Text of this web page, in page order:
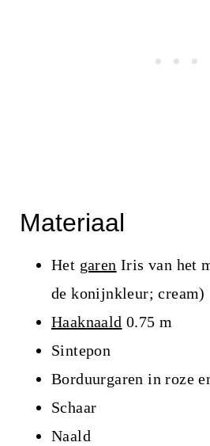
Materiaal
Het garen Iris van het
de konijnkleur; cream)
Haaknaald 0.75 m
Sintepon
Borduurgaren in roze
Schaar
Naald